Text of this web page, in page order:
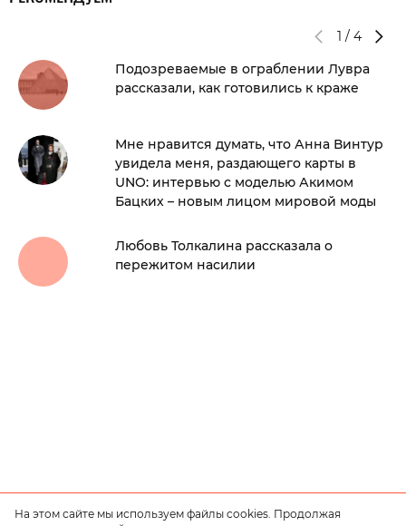
1 / 4
Подозреваемые в ограблении Лувра
рассказали, как готовились к краже
Мне нравится думать, что Анна Винтур
увидела меня, раздающего карты в
UNO: интервью с моделью Акимом
Бацких – новым лицом мировой моды
Любовь Толкалина рассказала о
пережитом насилии
На этом сайте мы используем файлы cookies. Продолжая